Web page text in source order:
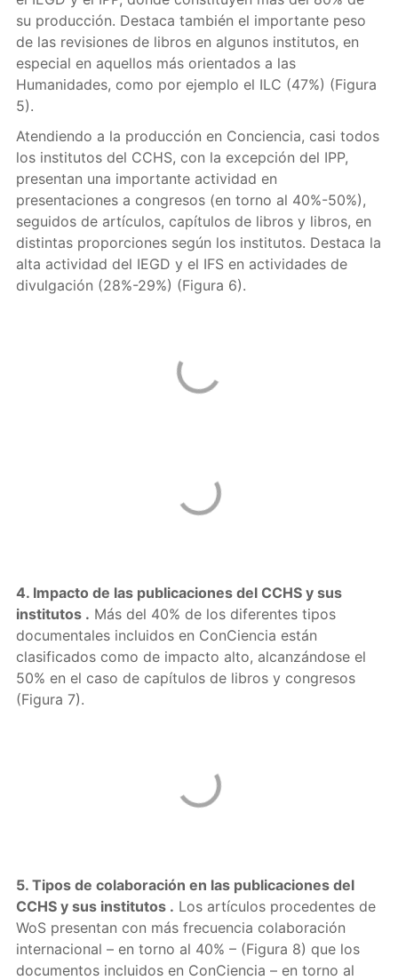
su producción. Destaca también el importante peso
de las revisiones de libros en algunos institutos, en
especial en aquellos más orientados a las
Humanidades, como por ejemplo el ILC (47%) (Figura
5).
Atendiendo a la producción en Conciencia, casi todos
los institutos del CCHS, con la excepción del IPP,
presentan una importante actividad en
presentaciones a congresos (en torno al 40%-50%),
seguidos de artículos, capítulos de libros y libros, en
distintas proporciones según los institutos. Destaca la
alta actividad del IEGD y el IFS en actividades de
divulgación (28%-29%) (Figura 6).
4. Impacto de las publicaciones del CCHS y sus
institutos. Más del 40% de los diferentes tipos
documentales incluidos en ConCiencia están
clasificados como de impacto alto, alcanzándose el
50% en el caso de capítulos de libros y congresos
(Figura 7).
5. Tipos de colaboración en las publicaciones del
CCHS y sus institutos. Los artículos procedentes de
WoS presentan con más frecuencia colaboración
internacional – en torno al 40% – (Figura 8) que los
documentos incluidos en ConCiencia – en torno al